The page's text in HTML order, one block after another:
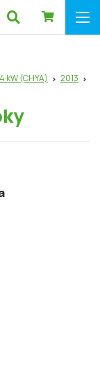
kW (CHYA)
2013